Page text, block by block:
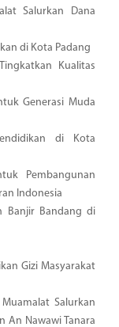
Salurkan Dana
di Kota Padang
Kualitas
Generasi Muda
di Kota
Pembangunan
Indonesia
Banjir Bandang di
Gizi Masyarakat
Salurkan
An Nawawi Tanara